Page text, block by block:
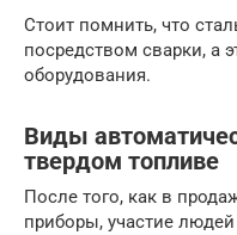
Стоит помнить, что
посредством сварки, а
оборудования.
Виды
твердом топливе
После того, как в
приборы, участие